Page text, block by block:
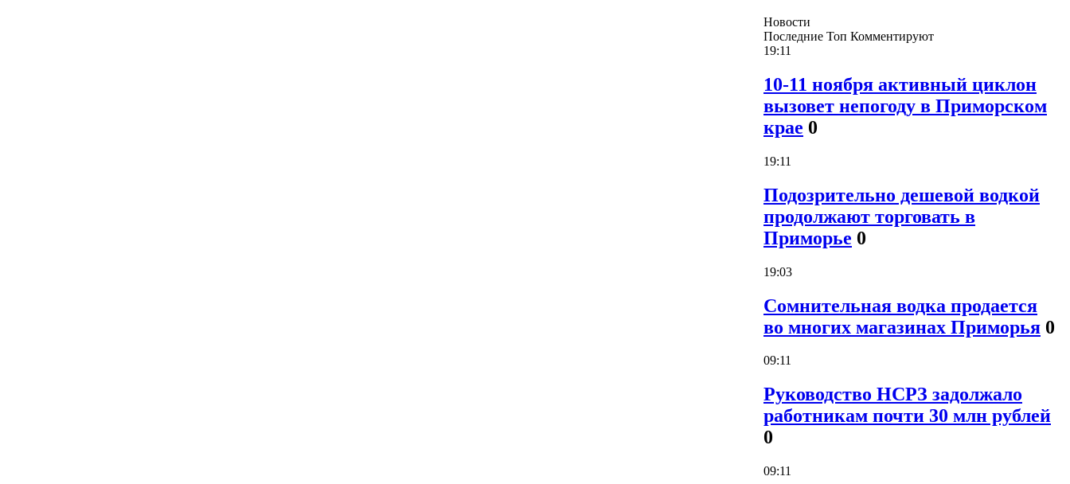
Новости
Последние Топ Комментируют
19:11
10-11 ноября активный циклон
вызовет непогоду в Приморском
крае 0
19:11
Подозрительно дешевой водкой
продолжают торговать в
Приморье 0
19:03
Сомнительная водка продается
во многих магазинах Приморья 0
09:11
Руководство НСРЗ задолжало
работникам почти 30 млн рублей
0
09:11